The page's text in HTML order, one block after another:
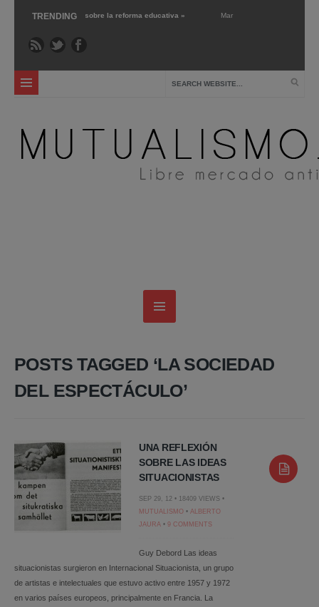
TRENDING
‘Libre mercado’ sobre la reforma educativa » Mar 1 ›
POSTS TAGGED ‘LA SOCIEDAD
DEL ESPECTÁCULO’
UNA REFLEXIÓN
SOBRE LAS IDEAS
SITUACIONISTAS
SEP 29, 12 • 18409 VIEWS •
MUTUALISMO • ALBERTO
JAURA • 9 COMMENTS
Guy Debord Las ideas
situacionistas surgieron en Internacional Situacionista, un grupo
de artistas e intelectuales que estuvo activo entre 1957 y 1972
en varios países europeos, principalmente en Francia. La